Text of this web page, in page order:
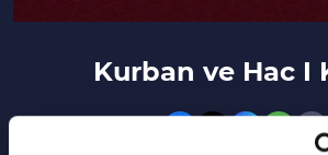
Kurban ve Hac I